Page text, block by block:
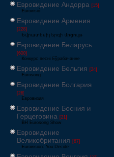
Евровидение Андорра [15]
Eurovisió
Евровидение Армения
[228]
Եվրատեսիլ երգի մրցույթ
Евровидение Беларусь
[600]
Конкурс песні Еўрабачанне
Евровидение Бельгия [24]
Eurosong
Евровидение Болгария
[26]
Евровизия
Евровидение Босния и
Герцеговина [21]
BH Eurosong Show
Евровидение
Великобритания [67]
Eurovision: You Decide